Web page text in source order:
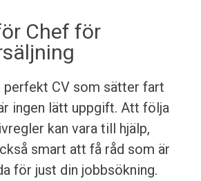
Chef för
CV som sätter fart
ingen lätt uppgift. Att följa
kan vara till hjälp,
smart att få råd som är
för just din jobbsökning.